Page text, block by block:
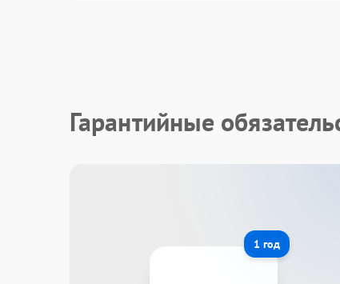
Гарантийные
1 год